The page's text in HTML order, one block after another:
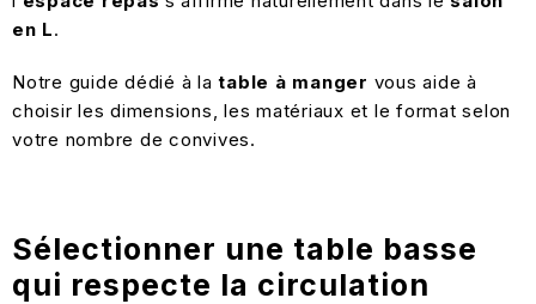
en L.
Notre guide dédié à latable à manger vous aide à
choisir les dimensions, les matériaux et le format selon
votre nombre de convives.
Sélectionner une table basse
qui respecte la circulation